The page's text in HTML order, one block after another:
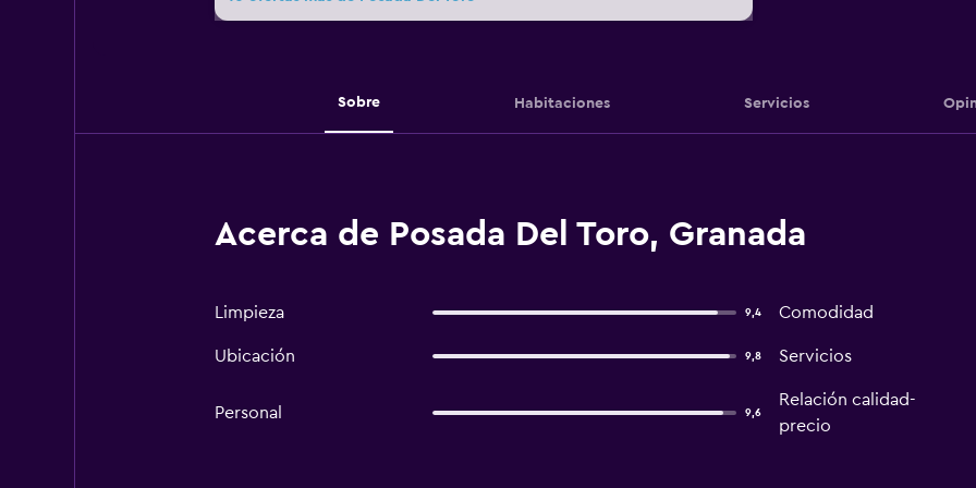
Sobre Habitaciones Servicios
Acerca de Posada Del Toro, Granada
Limpieza 9,4 Comodidad
Ubicación 9,8 Servicios
Personal 9,6
Relación calidad-
precio